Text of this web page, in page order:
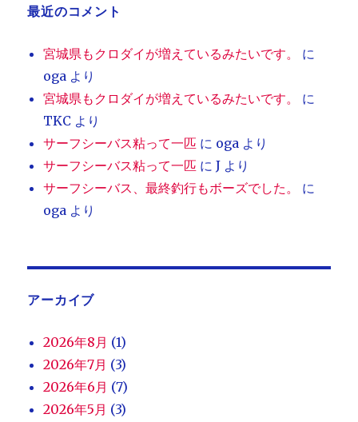
最近のコメント
宮城県もクロダイが増えているみたいです。
に
oga より
宮城県もクロダイが増えているみたいです。
に
TKC より
サーフシーバス粘って一匹 に oga より
サーフシーバス粘って一匹 にJ より
サーフシーバス、最終釣行もボーズでした。
に
oga より
アーカイブ
2026年8月 (1)
2026年7月 (3)
2026年6月 (7)
2026年5月 (3)